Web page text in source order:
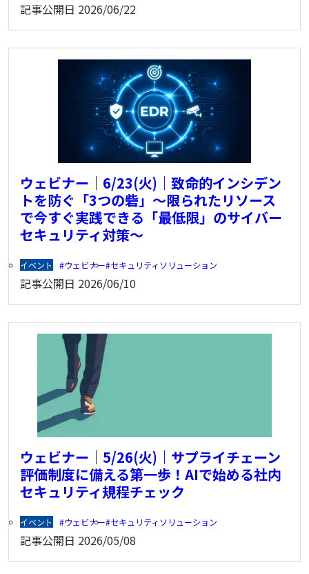
記事公開日 2026/06/22
ウェビナー｜6/23(火)｜致命的インシデン
トを防ぐ「3つの砦」～限られたリソース
で今すぐ実践できる「最低限」のサイバー
セキュリティ対策～
イベント ウェビナー セキュリティソリューション
記事公開日 2026/06/10
ウェビナー｜5/26(火)｜サプライチェーン
評価制度に備える第一歩！AIで始める社内
セキュリティ規程チェック
イベント ウェビナー セキュリティソリューション
記事公開日 2026/05/08